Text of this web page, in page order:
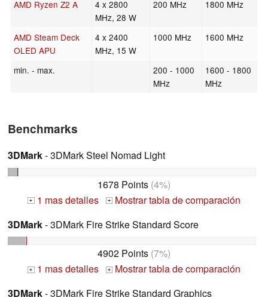
AMD Ryzen Z2 A
4 x 2800
MHz, 28 W
200 MHz 1800 MHz
AMD Steam Deck
OLED APU
4 x 2400
MHz, 15 W
1000 MHz 1600 MHz
min. - max.
200 - 1000
MHz
1600 - 1800
MHz
Benchmarks
3DMark- 3DMark Steel Nomad Light
1678 Points (4%)
+ 1 mas detalles +
Mostrar tabla de comparación
3DMark- 3DMark Fire Strike Standard Score
4902 Points (7%)
+ 1 mas detalles +
Mostrar tabla de comparación
3DMark- 3DMark Fire Strike Standard Graphics